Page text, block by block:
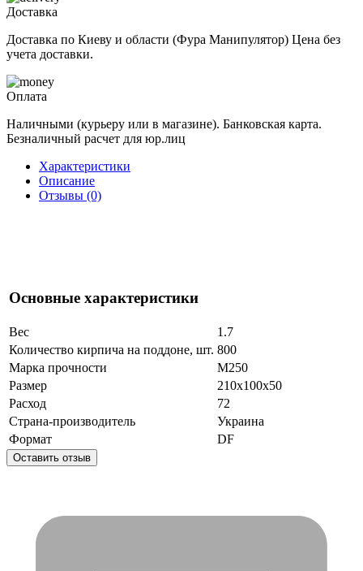
Доставка
Доставка по Киеву и области (Фура Манипулятор) Цена без
учета доставки.
Оплата
Наличными (курьеру или в магазине). Банковская карта.
Безналичный расчет для юр.лиц
Характеристики
Описание
Отзывы (0)
Основные характеристики
Вес
1.7
Количество кирпича на поддоне, шт. 800
Марка прочности
М250
Размер
210x100x50
Расход
72
Страна-производитель
Украина
Формат
DF
Оставить отзыв